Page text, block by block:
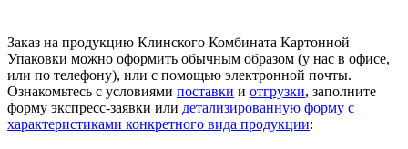
Заказ на продукцию Клинского Комбината Картонной
Упаковки можно оформить обычным образом (у нас в офисе,
или по телефону), или с помощью электронной почты.
Ознакомьтесь с условиями поставки и отгрузки, заполните
форму экспресс-заявки или детализированную форму с
характеристиками конкретного вида продукции: